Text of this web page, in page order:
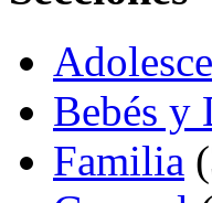
Bebés y
Familia